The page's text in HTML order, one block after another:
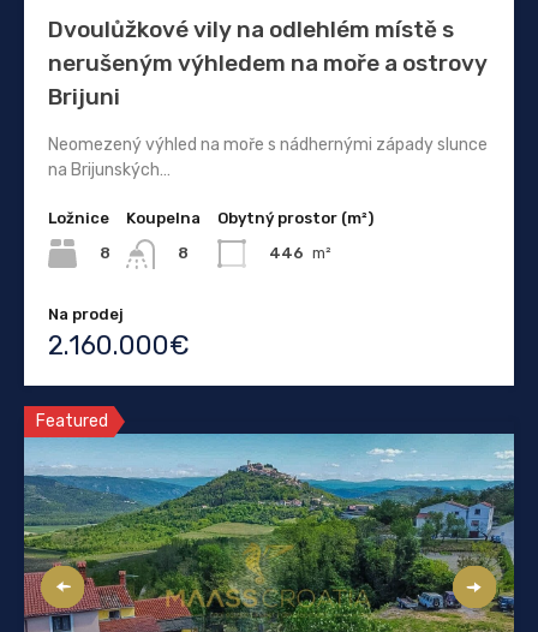
Dvoulůžkové vily na odlehlém místě s
nerušeným výhledem na moře a ostrovy
Brijuni
Neomezený výhled na moře s nádhernými západy slunce
na Brijunských…
Ložnice
8
Koupelna
8
Obytný prostor (m²)
446 m²
Na prodej
2.160.000€
Featured